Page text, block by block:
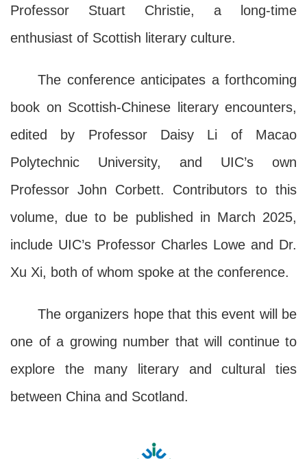
Professor Stuart Christie, a long-time
enthusiast of Scottish literary culture.
The conference anticipates a forthcoming
book on Scottish-Chinese literary encounters,
edited by Professor Daisy Li of Macao
Polytechnic University, and UIC’s own
Professor John Corbett. Contributors to this
volume, due to be published in March 2025,
include UIC’s Professor Charles Lowe and Dr.
Xu Xi, both of whom spoke at the conference.
The organizers hope that this event will be
one of a growing number that will continue to
explore the many literary and cultural ties
between China and Scotland.